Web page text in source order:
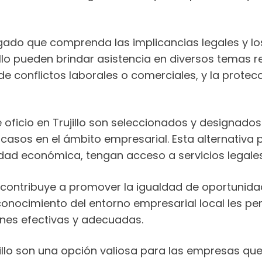
que comprenda las implicancias legales y
pueden brindar asistencia en diversos temas
conflictos laborales o comerciales, y la
en Trujillo son seleccionados y
en el ámbito empresarial. Esta alternativa
económica, tengan acceso a servicios
a promover la igualdad de
del entorno empresarial local les
efectivas y adecuadas.
son una opción valiosa para las empresas